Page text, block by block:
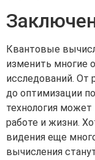
Квантовые
изменить многие
исследований.
до оптимизации
технология
работе и жизни.
видения еще
вычисления